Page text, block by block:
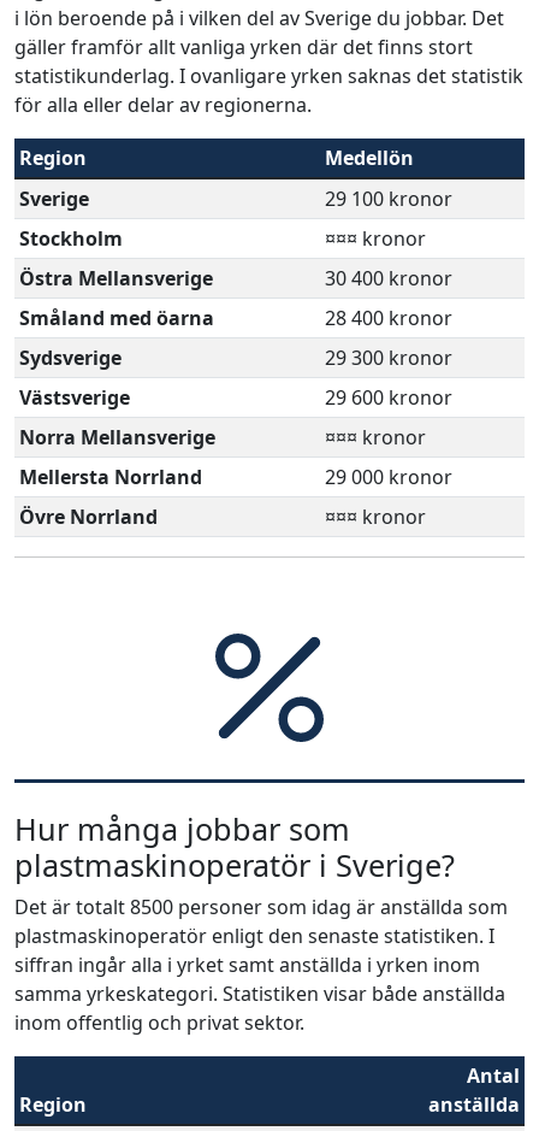
i lön beroende på i vilken del av Sverige du jobbar. Det
gäller framför allt vanliga yrken där det finns stort
statistikunderlag. I ovanligare yrken saknas det statistik
för alla eller delar av regionerna.
Region
Medellön
Sverige
29 100 kronor
Stockholm
¤¤¤ kronor
Östra Mellansverige
30 400 kronor
Småland med öarna
28 400 kronor
Sydsverige
29 300 kronor
Västsverige
29 600 kronor
Norra Mellansverige
¤¤¤ kronor
Mellersta Norrland
29 000 kronor
Övre Norrland
¤¤¤ kronor
Hur många jobbar som
plastmaskinoperatör i Sverige?
Det är totalt 8500 personer som idag är anställda som
plastmaskinoperatör enligt den senaste statistiken. I
siffran ingår alla i yrket samt anställda i yrken inom
samma yrkeskategori. Statistiken visar både anställda
inom offentlig och privat sektor.
Region
Antal
anställda